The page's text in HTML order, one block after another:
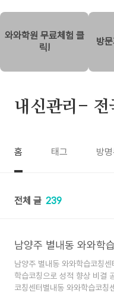
와와학원 무료체험 클
릭!
방
내신관리- 전
홈 태그 방
전체 글 239
남양주 별내동 와와학습코칭
학습코칭으로 성적 향상 비결
코칭센터별내동 와와학습코칭